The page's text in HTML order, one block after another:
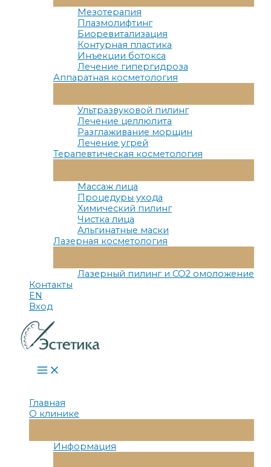
Меню
Мезотерапия
Плазмолифтинг
Биоревитализация
Контурная пластика
Инъекции ботокса
Лечение гипергидроза
Аппаратная косметология
Меню
Ультразвуковой пилинг
Лечение целлюлита
Разглаживание морщин
Лечение угрей
Терапевтическая косметология
Меню
Массаж лица
Процедуры ухода
Химический пилинг
Чистка лица
Альгинатные маски
Лазерная косметология
Меню
Лазерный пилинг и СО2 омоложение
Контакты
EN
Вход
Main
Menu
Главная
О клинике
Меню
Информация